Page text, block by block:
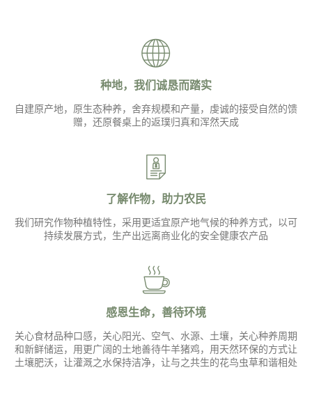
种地，我们诚恳而踏实
自建原产地，原生态种养，舍弃规模和产量，虔诚的接受自然的馈
赠，还原餐桌上的返璞归真和浑然天成
了解作物，助力农民
我们研究作物种植特性，采用更适宜原产地气候的种养方式，以可
持续发展方式，生产出远离商业化的安全健康农产品
感恩生命，善待环境
关心食材品种口感，关心阳光、空气、水源、土壤，关心种养周期
和新鲜储运，用更广阔的土地善待牛羊猪鸡，用天然环保的方式让
土壤肥沃，让灌溉之水保持洁净，让与之共生的花鸟虫草和谐相处